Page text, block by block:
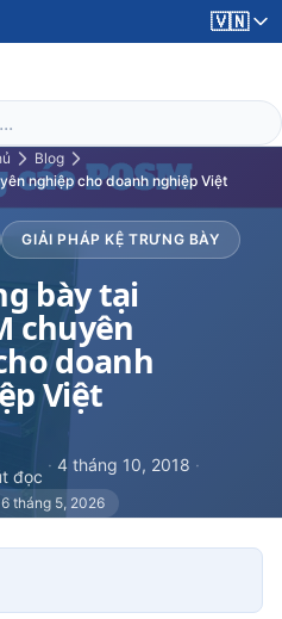
🇻🇳
Blog
nghiệp cho doanh nghiệp Việt
GIẢI PHÁP KỆ TRƯNG BÀY
bày tại
chuyên
doanh
Việt
đọc
· 4 tháng 10, 2018 ·
tháng 5, 2026